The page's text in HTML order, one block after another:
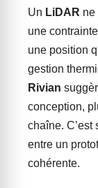
Un LiDAR ne
une
une position
gestion
Rivian
conception,
chaîne. C’est
entre un
cohérente.